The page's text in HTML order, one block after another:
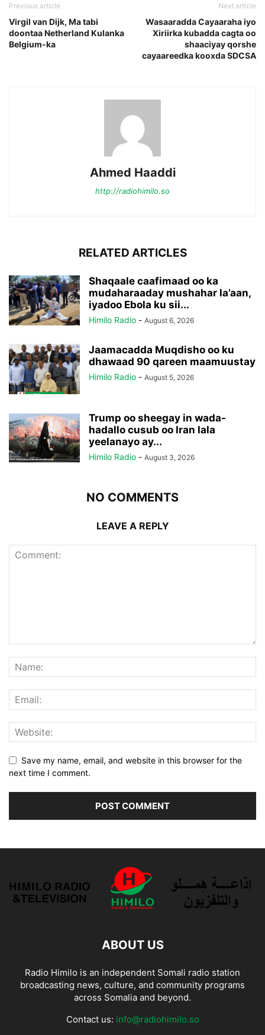
Previous article
Virgil van Dijk, Ma tabi
doontaa Netherland Kulanka
Belgium-ka
Next article
Wasaaradda Cayaaraha iyo
Xiriirka kubadda cagta oo
shaaciyay qorshe
cayaareedka kooxda SDCSA
Ahmed Haaddi
http://radiohimilo.so
RELATED ARTICLES
Shaqaale caafimaad oo ka
mudaharaaday mushahar la’aan,
iyadoo Ebola ku sii...
Himilo Radio - August 6, 2026
Jaamacadda Muqdisho oo ku
dhawaad 90 qareen maamuustay
Himilo Radio - August 5, 2026
Trump oo sheegay in wada-
hadallo cusub oo Iran lala
yeelanayo ay...
Himilo Radio - August 3, 2026
NO COMMENTS
LEAVE A REPLY
Save my name, email, and website in this browser for the
next time I comment.
ABOUT US
Radio Himilo is an independent Somali radio station
broadcasting news, culture, and community programs
across Somalia and beyond.
Contact us: info@radiohimilo.so